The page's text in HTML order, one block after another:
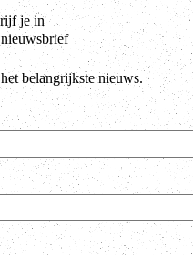
je in
belangrijkste nieuws.